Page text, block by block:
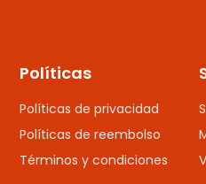
Políticas
Políticas de privacidad
Políticas de reembolso
Términos y condiciones